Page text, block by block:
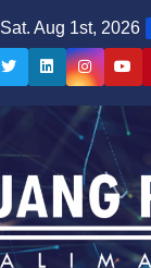
Sat. Aug 1st, 2026